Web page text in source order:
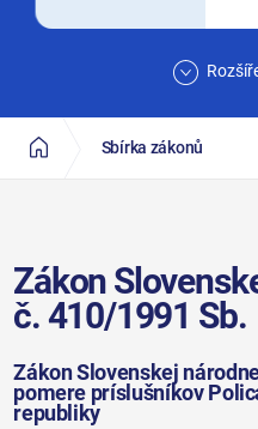
Sbírka zákonů
Zákon
č. 410/1991 Sb.
Zákon Slovenskej
pomere príslušníkov
republiky